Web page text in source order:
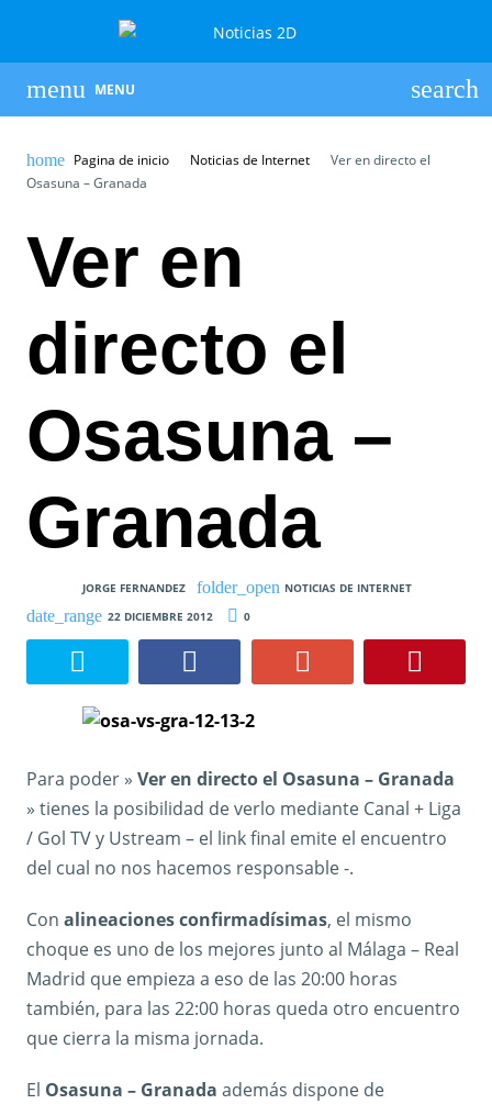
MENU
Pagina de inicio Noticias de Internet
Ver en directo el
Osasuna – Granada
Ver en
directo el
Osasuna –
Granada
JORGE FERNANDEZ
NOTICIAS DE INTERNET
22 DICIEMBRE 2012
0
Para poder » Ver en directo el Osasuna – Granada
» tienes la posibilidad de verlo mediante Canal + Liga
/ Gol TV y Ustream – el link final emite el encuentro
del cual no nos hacemos responsable -.
Con alineaciones confirmadísimas, el mismo
choque es uno de los mejores junto al Málaga – Real
Madrid que empieza a eso de las 20:00 horas
también, para las 22:00 horas queda otro encuentro
que cierra la misma jornada.
El Osasuna – Granada además dispone de